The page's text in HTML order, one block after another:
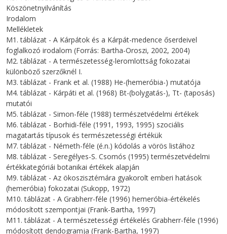
Köszönetnyilvánítás
Irodalom
Mellékletek
M1. táblázat - A Kárpátok és a Kárpát-medence őserdeivel
foglalkozó irodalom (Forrás: Bartha-Oroszi, 2002, 2004)
M2. táblázat - A természetesség-leromlottság fokozatai
különböző szerzőknél I.
M3. táblázat - Frank et al. (1988) He-(hemeróbia-) mutatója
M4. táblázat - Kárpáti et al. (1968) Bt-(bolygatás-), Tt- (taposás)
mutatói
M5. táblázat - Simon-féle (1988) természetvédelmi értékek
M6. táblázat - Borhidi-féle (1991, 1993, 1995) szociális
magatartás típusok és természetességi értékük
M7. táblázat - Németh-féle (é.n.) kódolás a vörös listához
M8. táblázat - Seregélyes-S. Csomós (1995) természetvédelmi
értékkategóriái botanikai értékek alapján
M9. táblázat - Az ökoszisztémára gyakorolt emberi hatások
(hemeróbia) fokozatai (Sukopp, 1972)
M10. táblázat - A Grabherr-féle (1996) hemeróbia-értékelés
módosított szempontjai (Frank-Bartha, 1997)
M11. táblázat - A természetességi értékelés Grabherr-féle (1996)
módosított dendogramja (Frank-Bartha, 1997)